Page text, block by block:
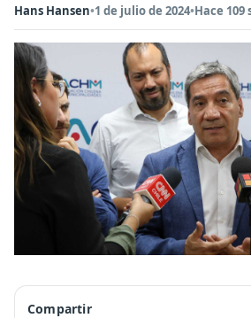
Hans Hansen•1 de julio de 2024•Hace 109
Compartir